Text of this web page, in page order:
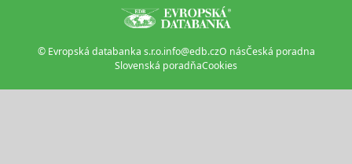
© Evropská databanka s.r.o.info@edb.czO násČeská poradna
Slovenská poradňaCookies